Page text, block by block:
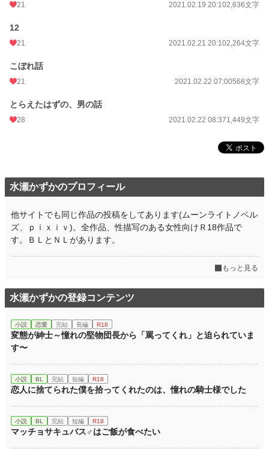
21 2021.02.19 20:102,636文字
12
21 2021.02.21 20:102,264文字
こぼれ話
21 2021.02.22 07:00568文字
とらえたはずの、男の話
28 2021.02.22 08:371,449文字
水瀬かずかのプロフィール
他サイトでも同じ作品の投稿をしてあります(ムーンライトノベル
ズ、ｐｉｘｉｖ)。全作品、性描写のある女性向けＲ18作品で
す。ＢＬとＮＬがあります。
もっと見る
水瀬かずかの登録コンテンツ
小説 恋愛 完結 長編 R18
変態が紳士～憧れの堅物団長から「罵ってくれ」と迫られていま
す〜
小説 BL 完結 短編 R18
恋人に捨てられた僕を拾ってくれたのは、憧れの騎士様でした
小説 BL 完結 短編 R18
マッチョサキュバス♂はご飯が食べたい